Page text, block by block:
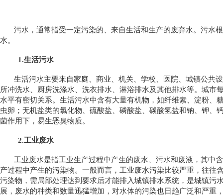
污水，通常指受一定污染的、来自生活和生产的废弃水。污水
水。
1.生活污水
生活污水主要来自家庭、商业、机关、学校、医院、城镇公共
所冲洗水、厨房洗涤水、洗衣排水、淋浴排水及其他排水等。城市
水平有密切关系。生活污水中含有大量有机物，如纤维素、淀粉、
虫卵；无机盐类的氯化物、硫酸盐、磷酸盐、碳酸氢盐和钠、钾、
菌作用下，易生恶臭物质。
2.工业废水
工业废水是指工业生产过程中产生的废水、污水和废液，其中
产过程中产生的污染物。一般而言，工业废水污染比较严重，往往
污染物，需局部处理达到要求后才能排入城镇排水系统，是城镇污
展，废水的种类和数量迅猛增加，对水体的污染也日趋广泛和严重